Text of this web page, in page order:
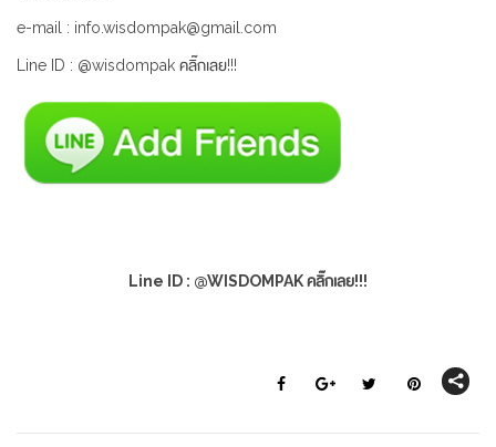
e-mail : info.wisdompak@gmail.com
Line ID : @wisdompak คลิ๊กเลย!!!
Line ID : @WISDOMPAK คลิ๊กเลย!!!